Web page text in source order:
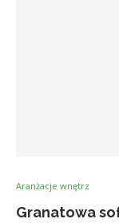
Aranżacje wnętrz
Granatowa